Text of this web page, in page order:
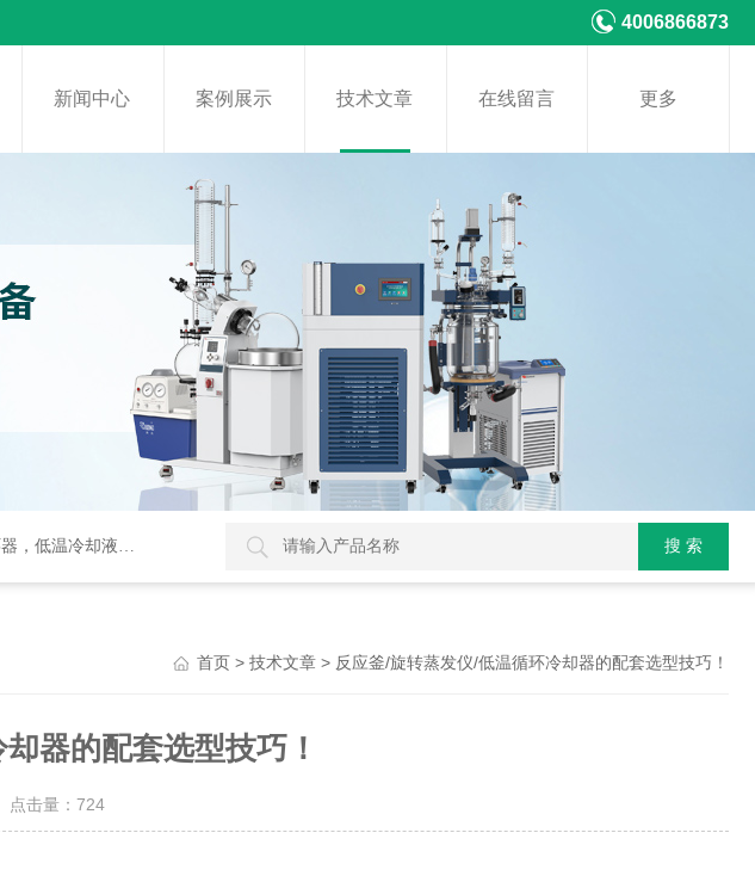
4006866873
新闻中心 案例展示 技术文章 在线留言 更多
热式恒温磁力搅拌浴等
首页 > 技术文章 > 反应釜/旋转蒸发仪/低温循环冷却器的配套选型技巧！
器的配套选型技巧！
击量： 724